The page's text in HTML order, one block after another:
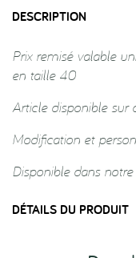
DESCRIPTION
Prix remisé valable
en taille 40
Article disponible sur
Modification et
Disponible dans
DÉTAILS DU PRODUIT